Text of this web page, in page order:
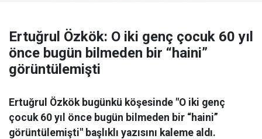
Ertuğrul Özkök: O iki genç çocuk 60 yıl
önce bugün bilmeden bir “haini”
görüntülemişti
Ertuğrul Özkök bugünkü köşesinde "O iki genç
çocuk 60 yıl önce bugün bilmeden bir “haini”
görüntülemişti" başlıklı yazısını kaleme aldı.